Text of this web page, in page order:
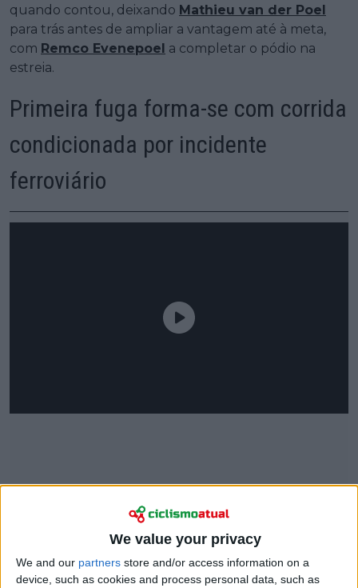
We value your privacy
We and our partners store and/or access information on a
device, such as cookies and process personal data, such as
quando contou, deixando Mathieu van der Poel
para trás antes de ampliar a vantagem até à meta,
com Remco Evenepoel a completar o pódio na
estreia.
Primeira fuga forma-se com corrida
condicionada por incidente
ferroviário